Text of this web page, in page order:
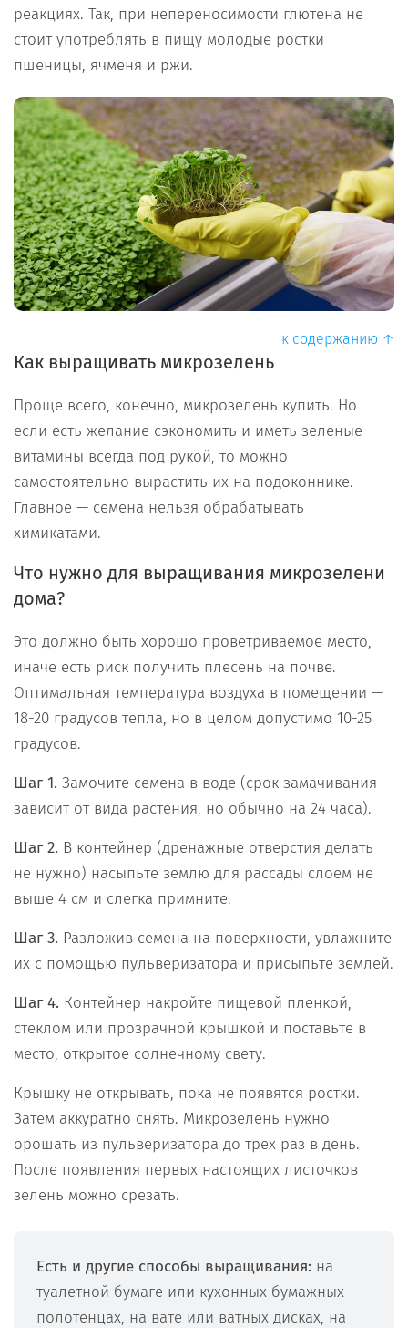
реакциях. Так, при непереносимости глютена не
стоит употреблять в пищу молодые ростки
пшеницы, ячменя и ржи.
к содержанию ↑
Как выращивать микрозелень
Проще всего, конечно, микрозелень купить. Но
если есть желание сэкономить и иметь зеленые
витамины всегда под рукой, то можно
самостоятельно вырастить их на подоконнике.
Главное — семена нельзя обрабатывать
химикатами.
Что нужно для выращивания микрозелени
дома?
Это должно быть хорошо проветриваемое место,
иначе есть риск получить плесень на почве.
Оптимальная температура воздуха в помещении —
18-20 градусов тепла, но в целом допустимо 10-25
градусов.
Шаг 1. Замочите семена в воде (срок замачивания
зависит от вида растения, но обычно на 24 часа).
Шаг 2. В контейнер (дренажные отверстия делать
не нужно) насыпьте землю для рассады слоем не
выше 4 см и слегка примните.
Шаг 3. Разложив семена на поверхности, увлажните
их с помощью пульверизатора и присыпьте землей.
Шаг 4. Контейнер накройте пищевой пленкой,
стеклом или прозрачной крышкой и поставьте в
место, открытое солнечному свету.
Крышку не открывать, пока не появятся ростки.
Затем аккуратно снять. Микрозелень нужно
орошать из пульверизатора до трех раз в день.
После появления первых настоящих листочков
зелень можно срезать.
Есть и другие способы выращивания: на
туалетной бумаге или кухонных бумажных
полотенцах, на вате или ватных дисках, на